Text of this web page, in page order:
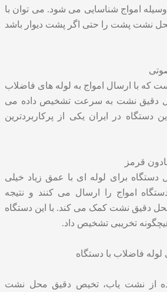
امواج شناسایی می شود. می توان با
محل نشت پشت را حتی اگر پشت دیوار باشد
که با ارسال امواج به لوله های فاضلاب
دقیق نشت به سرعت تشخیص داده می
دستگاه در ایران یکی از پرکاربردترین
قرمز
برای لوله ای با عمق زیاد خیلی
امواج را ارسال می کنند و نتیجه
دقیق نشت کمک می کند. با این دستگاه
تخریبی تشخیص داد.
فاضلاب با دستگاه
از نشت یاب، تخیص دقیق محل نشت